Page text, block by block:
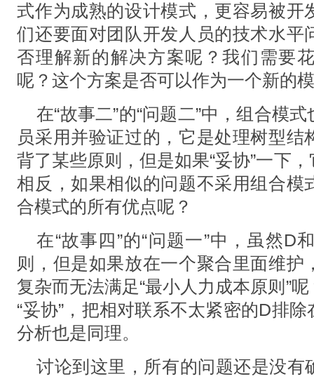
式作为成熟的设计模式，更容易被开
们还要面对团队开发人员的技术水平
否理解新的解决方案呢？我们需要
呢？这个方案是否可以作为一个新的
在“故事二”的“问题二”中，组合模
员采用并验证过的，它是处理树型结
背了某些原则，但是如果“妥协”一下
相反，如果相似的问题不采用组合模
合模式的所有优点呢？
在“故事四”的“问题一”中，虽然D
则，但是如果放在一个聚合里面维护
复杂而无法满足“最小人力成本原则”
“妥协”，把相对联系不太紧密的D排
分析也是同理。
讨论到这里，所有的问题还是没有